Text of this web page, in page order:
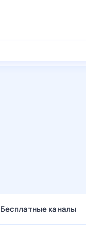
Бесплатные каналы